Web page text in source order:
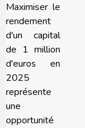
Maximiser le
rendement
d'un capital
de 1 million
d'euros en
2025
représente
une
opportunité